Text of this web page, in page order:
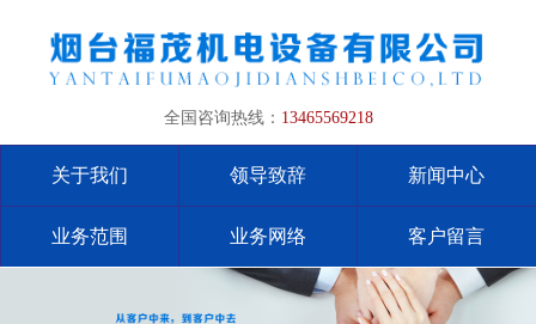
全国咨询热线： 13465569218
关于我们 领导致辞 新闻中心
业务范围 业务网络 客户留言